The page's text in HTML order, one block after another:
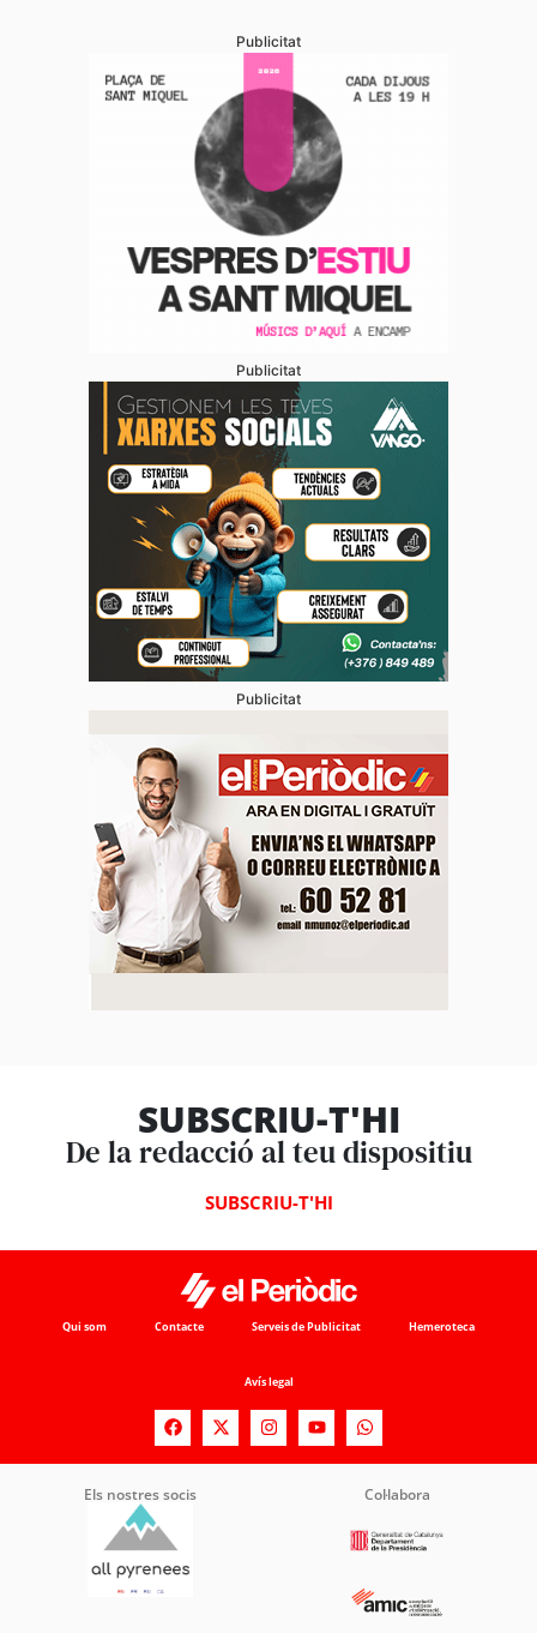
Publicitat
Publicitat
Publicitat
SUBSCRIU-T'HI
De la redacció al teu dispositiu
SUBSCRIU-T'HI
Qui som Contacte Serveis de Publicitat Hemeroteca
Avís legal
Els nostres socis Col·labora